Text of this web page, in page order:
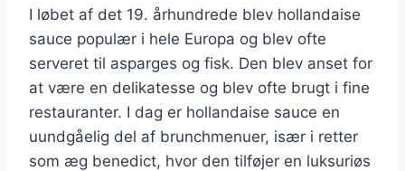
I løbet af det 19. århundrede blev hollandaise
sauce populær i hele Europa og blev ofte
serveret til asparges og fisk. Den blev anset for
at være en delikatesse og blev ofte brugt i fine
restauranter. I dag er hollandaise sauce en
uundgåelig del af brunchmenuer, især i retter
som æg benedict, hvor den tilføjer en luksuriøs